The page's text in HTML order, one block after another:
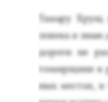
Та­мару Хрущ
лове­ка я
до­роги не
томир­щи­не в
ных мес­тах, в